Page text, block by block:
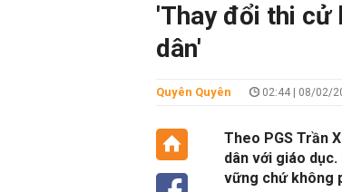
'Thay đổi thi cử
dân'
Quyên Quyên 02:44 | 08/02/
Theo PGS Trần
dân với giáo
vững chứ không